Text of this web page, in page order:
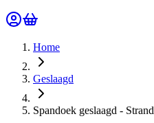
Home
Geslaagd
Spandoek geslaagd - Strand